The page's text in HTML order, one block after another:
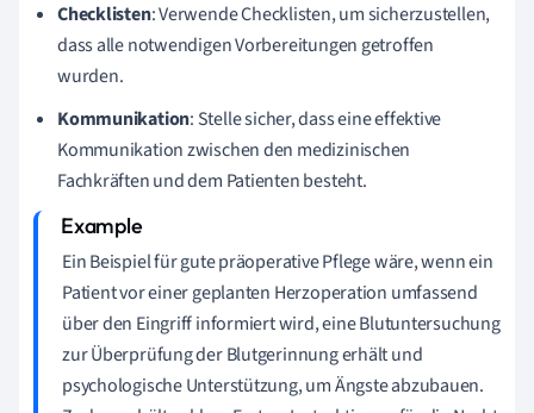
Checklisten: Verwende Checklisten, um sicherzustellen,
dass alle notwendigen Vorbereitungen getroffen
wurden.
Kommunikation: Stelle sicher, dass eine effektive
Kommunikation zwischen den medizinischen
Fachkräften und dem Patienten besteht.
Ein Beispiel für gute präoperative Pflege wäre, wenn ein
Patient vor einer geplanten Herzoperation umfassend
über den Eingriff informiert wird, eine Blutuntersuchung
zur Überprüfung der Blutgerinnung erhält und
psychologische Unterstützung, um Ängste abzubauen.